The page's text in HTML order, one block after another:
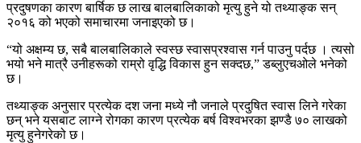
प्रदुषणका कारण बार्षिक छ लाख बालबालिकाको मृत्यु हुने यो तथ्याङ्क सन्
२०१६ को भएको समाचारमा जनाइएको छ।
“यो अक्षम्य छ, सबै बालबालिकाले स्वस्छ स्वासप्रश्वास गर्न पाउनु पर्दछ । त्यसो
भयो भने मात्रै उनीहरूको राम्रो वृद्धि विकास हुन सक्दछ,” डब्लुएचओले भनेको
छ।
तथ्याङ्क अनुसार प्रत्येक दश जना मध्ये नौ जनाले प्रदुषित स्वास लिने गरेका
छन् भने यसबाट लाग्ने रोगका कारण प्रत्येक बर्ष विश्वभरका झण्डै ७० लाखको
मृत्यु हुनेगरेको छ।